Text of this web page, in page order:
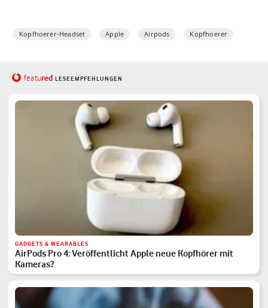
Kopfhoerer-Headset Apple Airpods Kopfhoerer
featured LESEEMPFEHLUNGEN
GADGETS & WEARABLES
AirPods Pro 4: Veröffentlicht Apple neue Kopfhörer mit
Kameras?